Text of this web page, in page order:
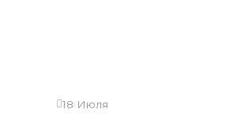
18 Июля